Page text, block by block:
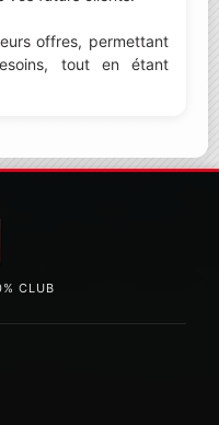
offres, permettant
tout en étant
CLUB